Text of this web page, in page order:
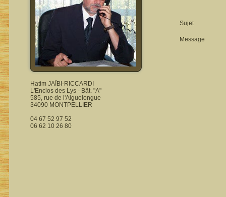
Hatim JAÏBI-RICCARDI
L'Enclos des Lys - Bât. "A"
585, rue de l'Aiguelongue
34090 MONTPELLIER
04 67 52 97 52
06 62 10 26 80
Sujet
Message